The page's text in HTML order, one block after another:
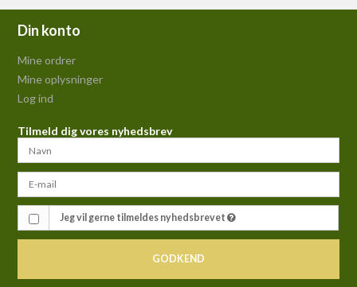
Din konto
Mine ordrer
Mine oplysninger
Log ind
Tilmeld dig vores nyhedsbrev
Jeg vil gerne tilmeldes nyhedsbrevet
GODKEND